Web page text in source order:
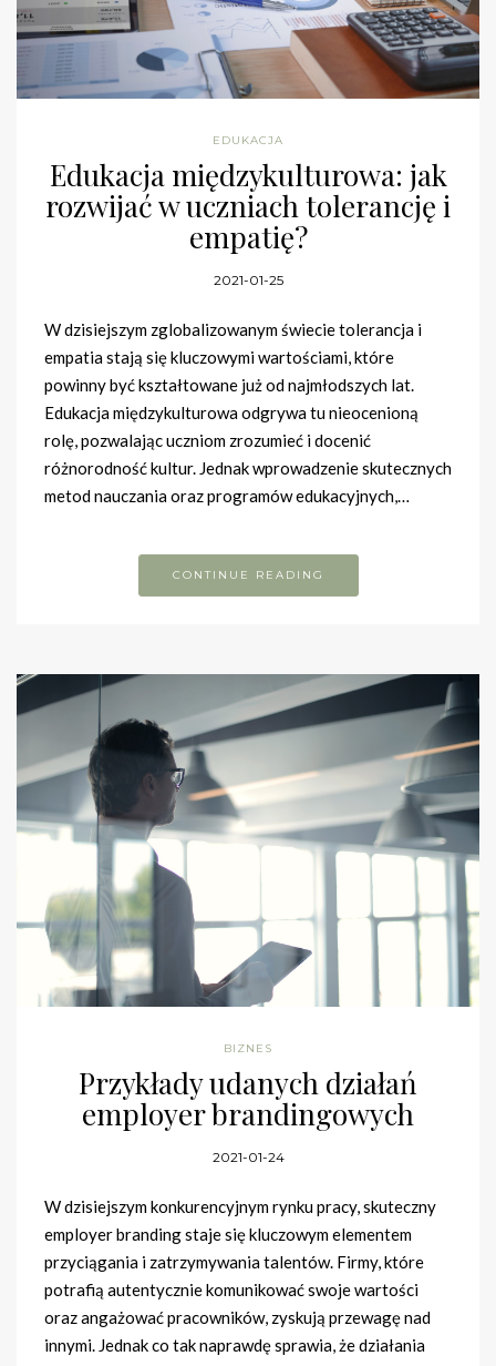
EDUKACJA
Edukacja międzykulturowa: jak
rozwijać w uczniach tolerancję i
empatię?
2021-01-25
W dzisiejszym zglobalizowanym świecie tolerancja i
empatia stają się kluczowymi wartościami, które
powinny być kształtowane już od najmłodszych lat.
Edukacja międzykulturowa odgrywa tu nieocenioną
rolę, pozwalając uczniom zrozumieć i docenić
różnorodność kultur. Jednak wprowadzenie skutecznych
metod nauczania oraz programów edukacyjnych,…
CONTINUE READING
BIZNES
Przykłady udanych działań
employer brandingowych
2021-01-24
W dzisiejszym konkurencyjnym rynku pracy, skuteczny
employer branding staje się kluczowym elementem
przyciągania i zatrzymywania talentów. Firmy, które
potrafią autentycznie komunikować swoje wartości
oraz angażować pracowników, zyskują przewagę nad
innymi. Jednak co tak naprawdę sprawia, że działania